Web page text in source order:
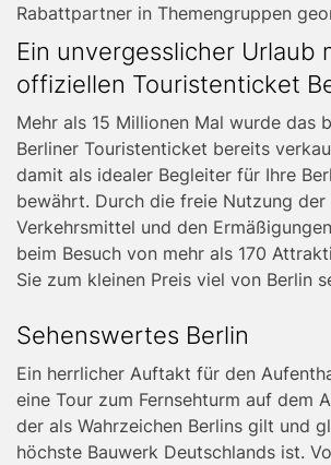
Rabattpartner in Themengruppen
Ein unvergesslicher Urlaub
offiziellen Touristenticket
Mehr als 15 Millionen Mal wurde das
Berliner Touristenticket bereits
damit als idealer Begleiter für Ihre
bewährt. Durch die freie Nutzung
Verkehrsmittel und den
beim Besuch von mehr als 170
Sie zum kleinen Preis viel von Berlin
Text
Sehenswertes Berlin
Ein herrlicher Auftakt für den
eine Tour zum Fernsehturm auf dem
der als Wahrzeichen Berlins gilt und
höchste Bauwerk Deutschlands ist.